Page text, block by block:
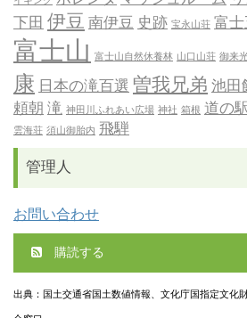
下田 伊豆 南伊豆 史跡 宝永山荘 富
富士山 富士山自然休養林 山口山荘 御来
康 日本の滝百選 曽我兄弟 池田
頼朝 滝 神田川ふれあい広場 神社 箱根 道の駅
雲海荘 須山御胎内 飛騨
管理人
お問い合わせ
購読する
出典：国土交通省国土数値情報、文化庁国指定文化